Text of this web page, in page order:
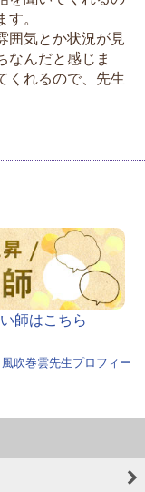
。
囲気とか状況が見
なんだと感じま
くれるので、先生
師はこちら
風吹巻雲先生プロフィー